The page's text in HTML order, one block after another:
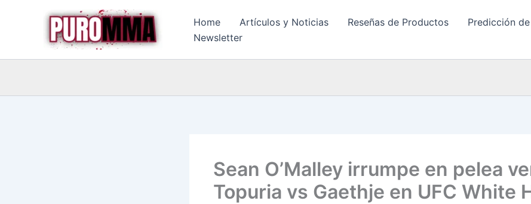
Home Artículos y Noticias Reseñas de Productos Predicción
Newsletter
Sean O’Malley irrumpe en pelea
Topuria vs Gaethje en UFC White